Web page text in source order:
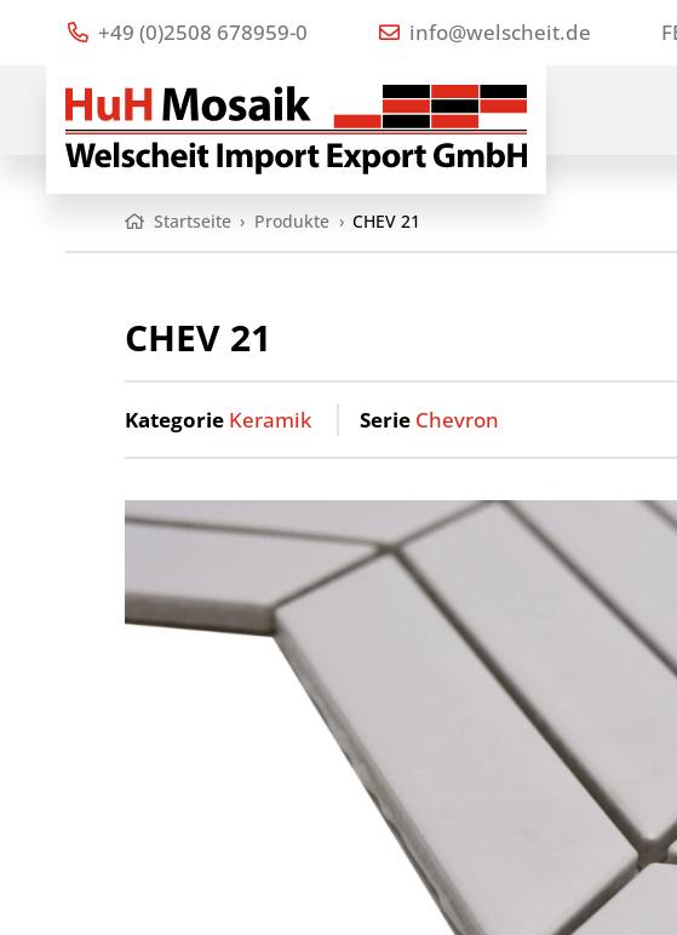
+49 (0)2508 678959-0 info@welscheit.de
Startseite › Produkte › CHEV 21
CHEV 21
Kategorie Keramik Serie Chevron